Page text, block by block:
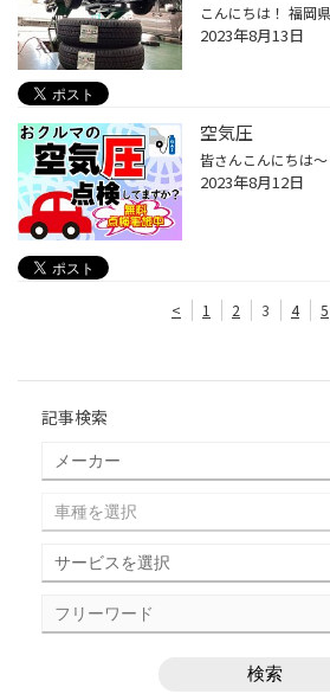
2023年8月13日
空気圧
2023年8月12日
< 1 2 3 4 5
記事検索